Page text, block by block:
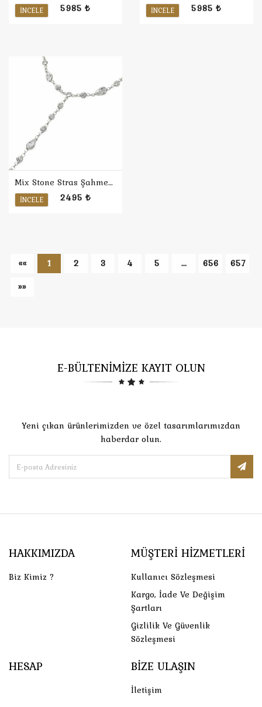
İNCELE 5985 ₺ İNCELE 5985 ₺
Mix Stone Stras Şahmeran
İNCELE 2495 ₺
«« 1 2 3 4 5 ... 656
657
»»
E-BÜLTENİMİZE KAYIT OLUN
Yeni çıkan ürünlerimizden ve özel tasarımlarımızdan
haberdar olun.
HAKKIMIZDA
Biz Kimiz ?
MÜŞTERI HIZMETLERI
Kullanıcı Sözleşmesi
Kargo, İade Ve Değişim
Şartları
Gizlilik Ve Güvenlik
Sözleşmesi
HESAP BIZE ULAŞIN
İletişim